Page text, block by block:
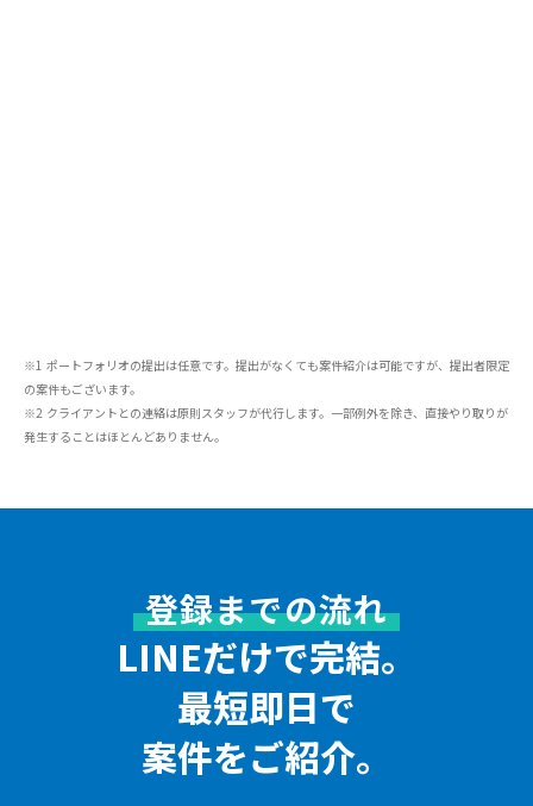
※1 ポートフォリオの提出は任意です。提出がなくても案件紹介は可能ですが、提出者限定
の案件もございます。
※2 クライアントとの連絡は原則スタッフが代行します。一部例外を除き、直接やり取りが
発生することはほとんどありません。
登録までの流れ
LINEだけで完結。
最短即日で
案件をご紹介。